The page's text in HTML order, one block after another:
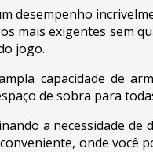
desempenho
mais exigentes sem
jogo.
capacidade de
de sobra para
a necessidade de
onde você